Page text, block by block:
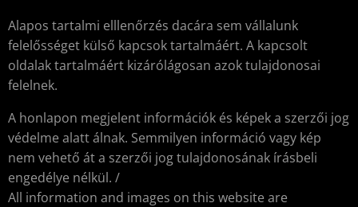
Alapos tartalmi elllenőrzés dacára sem vállalunk
felelősséget külső kapcsok tartalmáért. A kapcsolt
oldalak tartalmáért kizárólágosan azok tulajdonosai
felelnek.
A honlapon megjelent információk és képek a szerzői jog
védelme alatt álnak. Semmilyen információ vagy kép
nem vehető át a szerzői jog tulajdonosának írásbeli
engedélye nélkül. /
All information and images on this website are